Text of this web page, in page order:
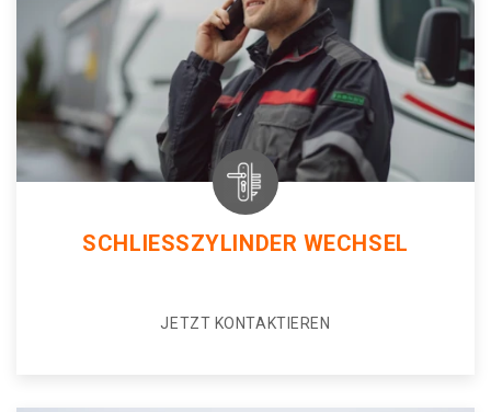
SCHLIESSZYLINDER WECHSEL
JETZT KONTAKTIEREN